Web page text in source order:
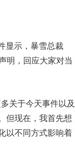
显示，暴雪总裁
明，回应大家对当
关于今天事件以及
但现在，我首先想
以不同方式影响着